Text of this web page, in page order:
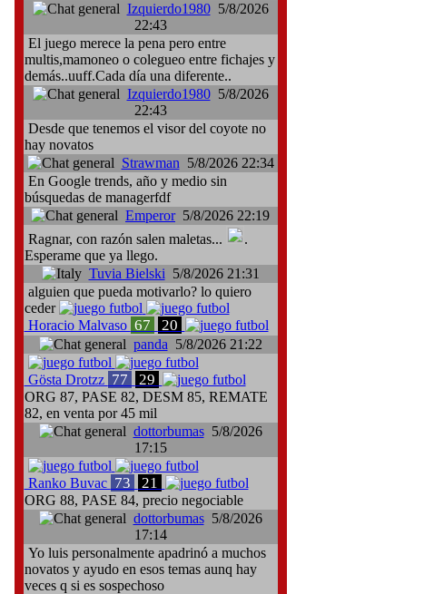
Izquierdo19805/8/2026
22:43
El juego merece la pena pero entre
multis,mamoneo o colegueo entre fichajes y
demás..uuff.Cada día una diferente..
Izquierdo19805/8/2026
22:43
Desde que tenemos el visor del coyote no
hay novatos
Strawman 5/8/2026 22:34
En Google trends, año y medio sin
búsquedas de managerfdf
Emperor5/8/2026 22:19
Ragnar, con razón salen maletas...
.
Esperame que ya llego.
Tuvia Bielski 5/8/2026 21:31
alguien que pueda motivarlo? lo quiero
ceder
Horacio Malvaso 67 20
panda 5/8/2026 21:22
Gösta Drotzz 77 29
ORG 87, PASE 82, DESM 85, REMATE
82, en venta por 45 mil
dottorbumas5/8/2026
17:15
Ranko Buvac 73 21
ORG 88, PASE 84, precio negociable
dottorbumas5/8/2026
17:14
Yo luis personalmente apadrinó a muchos
novatos y ayudo en esos temas aunq hay
veces q si es sospechoso